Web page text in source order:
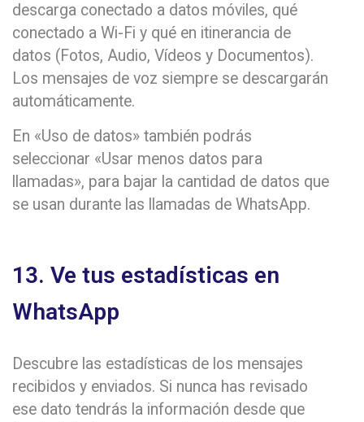
descarga conectado a datos móviles, qué
conectado a Wi-Fi y qué en itinerancia de
datos (Fotos, Audio, Vídeos y Documentos).
Los mensajes de voz siempre se descargarán
automáticamente.
En «Uso de datos» también podrás
seleccionar «Usar menos datos para
llamadas», para bajar la cantidad de datos que
se usan durante las llamadas de WhatsApp.
13. Ve tus estadísticas en
WhatsApp
Descubre las estadísticas de los mensajes
recibidos y enviados. Si nunca has revisado
ese dato tendrás la información desde que